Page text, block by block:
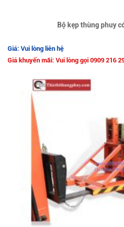
Bộ kẹp thùng phuy
Giá: Vui lòng liên hệ
Giá khuyến mãi: Vui lòng gọi 0909 216